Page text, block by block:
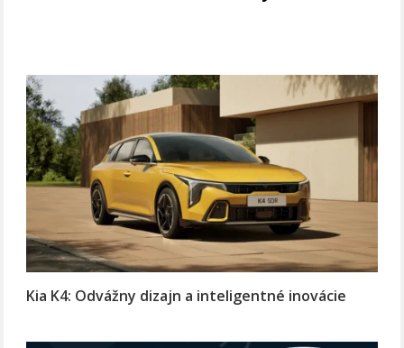
Kia K4: Odvážny dizajn a inteligentné inovácie